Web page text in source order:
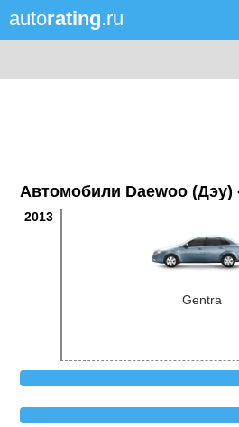
autorating.ru
Автомобили Daewoo (Дэу)
2013
Gentra